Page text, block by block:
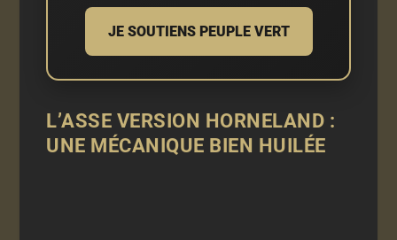
JE SOUTIENS PEUPLE VERT
L’ASSE VERSION HORNELAND :
UNE MÉCANIQUE BIEN HUILÉE